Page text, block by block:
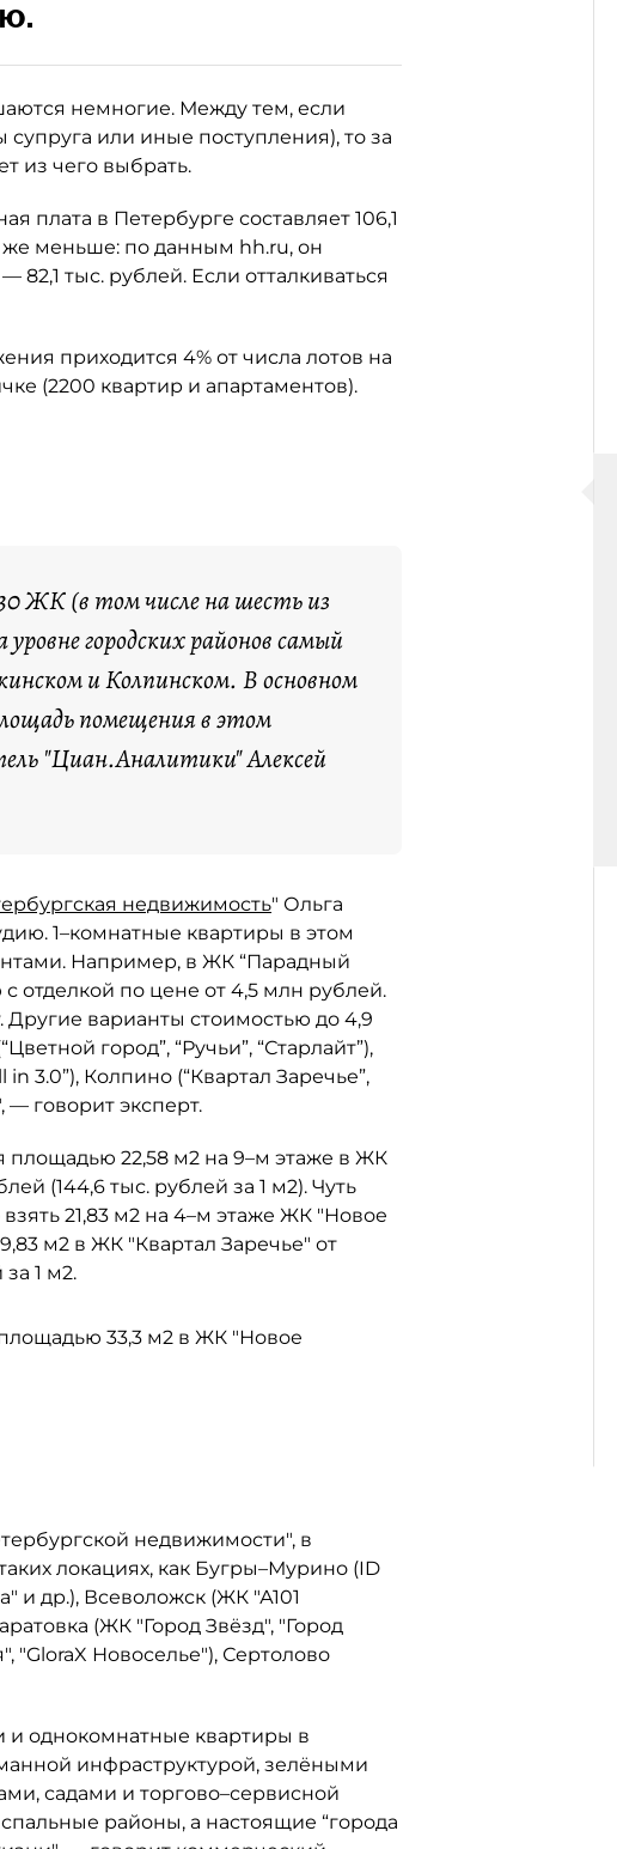
немногие. Между тем, если
или иные поступления), то за
из чего выбрать.
плата в Петербурге составляет 106,1
же меньше: по данным hh.ru, он
82,1 тыс. рублей. Если отталкиваться
приходится 4% от числа лотов на
(2200 квартир и апартаментов).
ЖК (в том числе на шесть из
городских районов самый
и Колпинском. В основном
помещения в этом
"Циан.Аналитики" Алексей
недвижимость" Ольга
1–комнатные квартиры в этом
Например, в ЖК “Парадный
отделкой по цене от 4,5 млн рублей.
варианты стоимостью до 4,9
город”, “Ручьи”, “Старлайт”),
3.0”), Колпино (“Квартал Заречье”,
— говорит эксперт.
22,58 м2 на 9–м этаже в ЖК
(144,6 тыс. рублей за 1 м2). Чуть
21,83 м2 на 4–м этаже ЖК "Новое
м2 в ЖК "Квартал Заречье" от
1 м2.
33,3 м2 в ЖК "Новое
недвижимости", в
локациях, как Бугры–Мурино (ID
и др.), Всеволожск (ЖК "А101
(ЖК "Город Звёзд", "Город
"GloraX Новоселье"), Сертолово
однокомнатные квартиры в
инфраструктурой, зелёными
садами и торгово–сервисной
районы, а настоящие “города